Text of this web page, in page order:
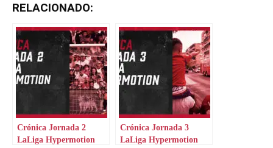
RELACIONADO:
Crónica Jornada 2
LaLiga Hypermotion
Crónica Jornada 3
LaLiga Hypermotion